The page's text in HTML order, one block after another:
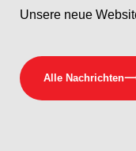
Unsere neue
Alle Nachrichten